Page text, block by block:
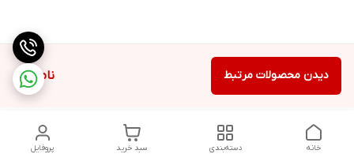
ناموجود دیدن محصولات مرتبط
پروفایل سبد خرید دسته‌بندی خانه